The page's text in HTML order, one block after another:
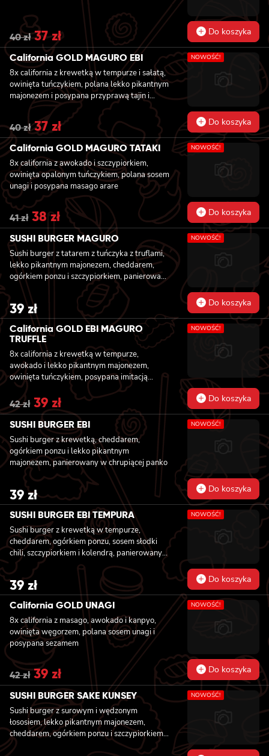
40zł Original
price
was:
40 zł.
37złCurrent
price
is:
37 zł.
Do koszyka
California GOLD MAGURO EBI
8x california z krewetką w tempurze i sałatą,
owinięta tuńczykiem, polana lekko pikantnym
majonezem i posypana przyprawą tajin i
szczypiorkiem
NOWOŚĆ!
40zł Original
price
was:
40 zł.
37 złCurrent
price
is:
37 zł.
Do koszyka
California GOLD MAGURO TATAKI
8x california z awokado i szczypiorkiem,
owinięta opalonym tuńczykiem, polana sosem
unagi i posypana masago arare
NOWOŚĆ!
41zł Original
price
was:
41 zł.
38zł Current
price
is:
38 zł.
Do koszyka
SUSHI BURGER MAGURO
Sushi burger z tatarem z tuńczyka z truflami,
lekko pikantnym majonezem, cheddarem,
ogórkiem ponzu i szczypiorkiem, panierowany
w chrupiącej panko
NOWOŚĆ!
39zł Do koszyka
California GOLD EBI MAGURO
TRUFFLE
8x california z krewetką w tempurze,
awokado i lekko pikantnym majonezem,
owinięta tuńczykiem, posypana imitacją
czarnej ikry
NOWOŚĆ!
42zł Original
price
was:
42 zł.
39 zł Current
price
is:
39 zł.
Do koszyka
SUSHI BURGER EBI
Sushi burger z krewetką, cheddarem,
ogórkiem ponzu i lekko pikantnym
majonezem, panierowany w chrupiącej panko
NOWOŚĆ!
39 zł Do koszyka
SUSHI BURGER EBI TEMPURA
Sushi burger z krewetką w tempurze,
cheddarem, ogórkiem ponzu, sosem słodki
chili, szczypiorkiem i kolendrą, panierowany
w chrupiącej panko
NOWOŚĆ!
39 zł Do koszyka
California GOLD UNAGI
8x california z masago, awokado i kanpyo,
owinięta węgorzem, polana sosem unagi i
posypana sezamem
NOWOŚĆ!
42zł Original
price
was:
42 zł.
39 zł Current
price
is:
39 zł.
Do koszyka
SUSHI BURGER SAKE KUNSEY
Sushi burger z surowym i wędzonym
łososiem, lekko pikantnym majonezem,
cheddarem, ogórkiem ponzu i szczypiorkiem,
panierowany w chrupiącej panko
NOWOŚĆ!